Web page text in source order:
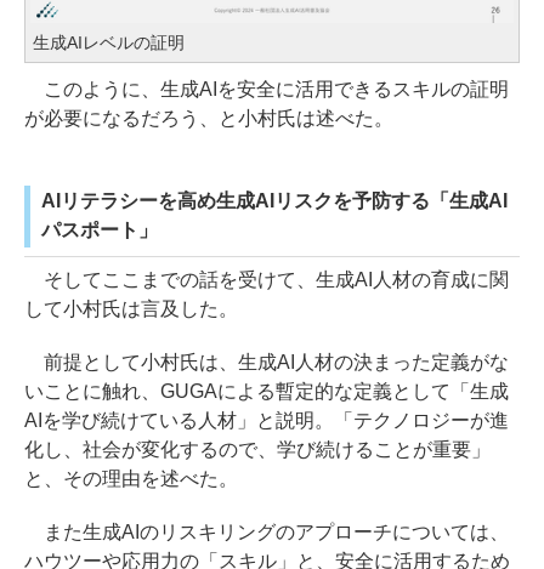
生成AIレベルの証明
このように、生成AIを安全に活用できるスキルの証明
が必要になるだろう、と小村氏は述べた。
AIリテラシーを高め生成AIリスクを予防する「生成AI
パスポート」
そしてここまでの話を受けて、生成AI人材の育成に関
して小村氏は言及した。
前提として小村氏は、生成AI人材の決まった定義がな
いことに触れ、GUGAによる暫定的な定義として「生成
AIを学び続けている人材」と説明。「テクノロジーが進
化し、社会が変化するので、学び続けることが重要」
と、その理由を述べた。
また生成AIのリスキリングのアプローチについては、
ハウツーや応用力の「スキル」と、安全に活用するため